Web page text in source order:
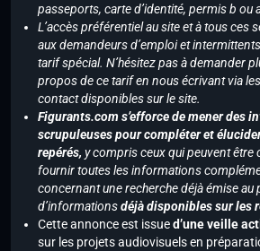
passeports, carte d’identité, permis b ou
L’accès préférentiel au site et à tous ces
aux demandeurs d’emploi et
tarif spécial. N’hésitez pas à demander
propos de ce tarif en nous écrivant via
contact disponibles sur le site.
Figurants.com s’efforce de mener des
scrupuleuses pour compléter et
repérés, y compris ceux qui peuvent
fournir toutes les informations
concernant une recherche déjà émise au
d’informationsdéjà disponibles sur les
Cette annonce est issued’une veille
sur les projets audiovisuels en